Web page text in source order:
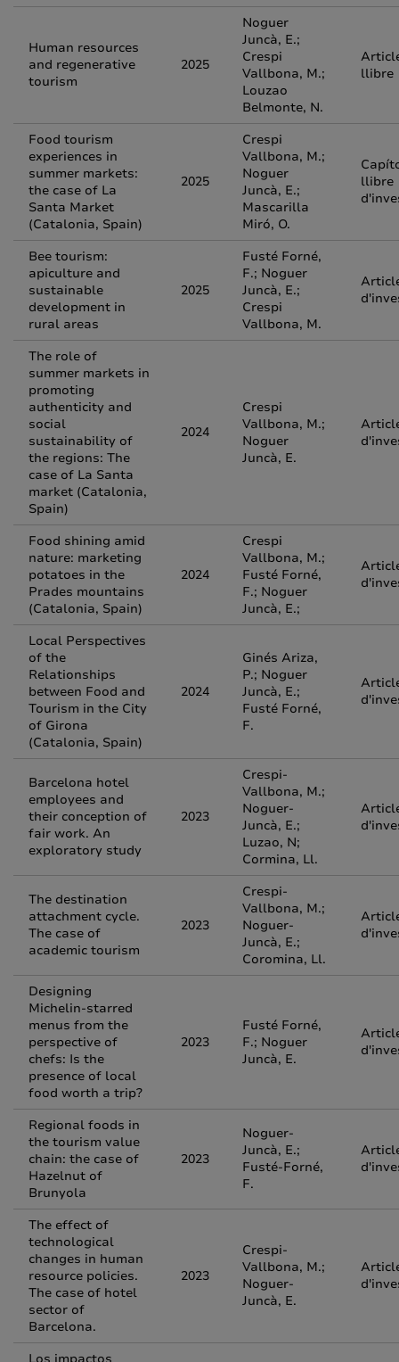
Human resources
and regenerative
tourism
2025
Noguer
Juncà, E.;
Crespi
Vallbona, M.;
Louzao
Belmonte, N.
llibre
Food tourism
experiences in
summer markets:
the case of La
Santa Market
(Catalonia, Spain)
2025
Crespi
Vallbona, M.;
Noguer
Juncà, E.;
Mascarilla
Miró, O.
llibre
Bee tourism:
apiculture and
sustainable
development in
rural areas
2025
Fusté Forné,
F.; Noguer
Juncà, E.;
Crespi
Vallbona, M.
The role of
summer markets in
promoting
authenticity and
social
sustainability of
the regions: The
case of La Santa
market (Catalonia,
Spain)
2024
Crespi
Vallbona, M.;
Noguer
Juncà, E.
Food shining amid
nature: marketing
potatoes in the
Prades mountains
(Catalonia, Spain)
2024
Crespi
Vallbona, M.;
Fusté Forné,
F.; Noguer
Juncà, E.;
Local Perspectives
of the
Relationships
between Food and
Tourism in the City
of Girona
(Catalonia, Spain)
2024
Ginés Ariza,
P.; Noguer
Juncà, E.;
Fusté Forné,
F.
Barcelona hotel
employees and
their conception of
fair work. An
exploratory study
2023
Crespi-
Vallbona, M.;
Noguer-
Juncà, E.;
Luzao, N;
Cormina, Ll.
The destination
attachment cycle.
The case of
academic tourism
2023
Crespi-
Vallbona, M.;
Noguer-
Juncà, E.;
Coromina, Ll.
Designing
Michelin-starred
menus from the
perspective of
chefs: Is the
presence of local
food worth a trip?
2023
Fusté Forné,
F.; Noguer
Juncà, E.
Regional foods in
the tourism value
chain: the case of
Hazelnut of
Brunyola
2023
Noguer-
Juncà, E.;
Fusté-Forné,
F.
The effect of
technological
changes in human
resource policies.
The case of hotel
sector of
Barcelona.
2023
Crespi-
Vallbona, M.;
Noguer-
Juncà, E.